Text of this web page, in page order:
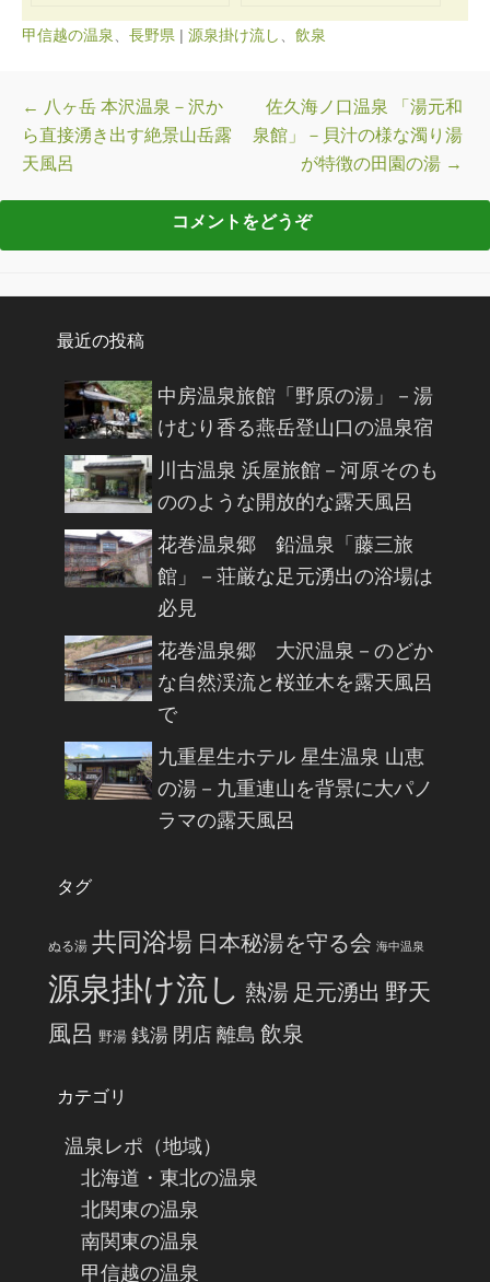
甲信越の温泉 長野県 | 源泉掛け流し 飲泉
投稿ナビゲーション
← 八ヶ岳 本沢温泉－沢か
ら直接湧き出す絶景山岳露
天風呂
佐久海ノ口温泉 「湯元和
泉館」－貝汁の様な濁り湯
が特徴の田園の湯 →
最近の投稿
中房温泉旅館「野原の湯」－湯
けむり香る燕岳登山口の温泉宿
川古温泉 浜屋旅館－河原そのも
ののような開放的な露天風呂
花巻温泉郷 鉛温泉「藤三旅
館」－荘厳な足元湧出の浴場は
必見
花巻温泉郷 大沢温泉－のどか
な自然渓流と桜並木を露天風呂
で
九重星生ホテル 星生温泉 山恵
の湯－九重連山を背景に大パノ
ラマの露天風呂
タグ
ぬる湯 共同浴場 日本秘湯を守る会 海中温泉
源泉掛け流し 熱湯 足元湧出 野天
風呂 野湯 銭湯 閉店 離島 飲泉
カテゴリ
温泉レポ（地域）
北海道・東北の温泉
北関東の温泉
南関東の温泉
甲信越の温泉